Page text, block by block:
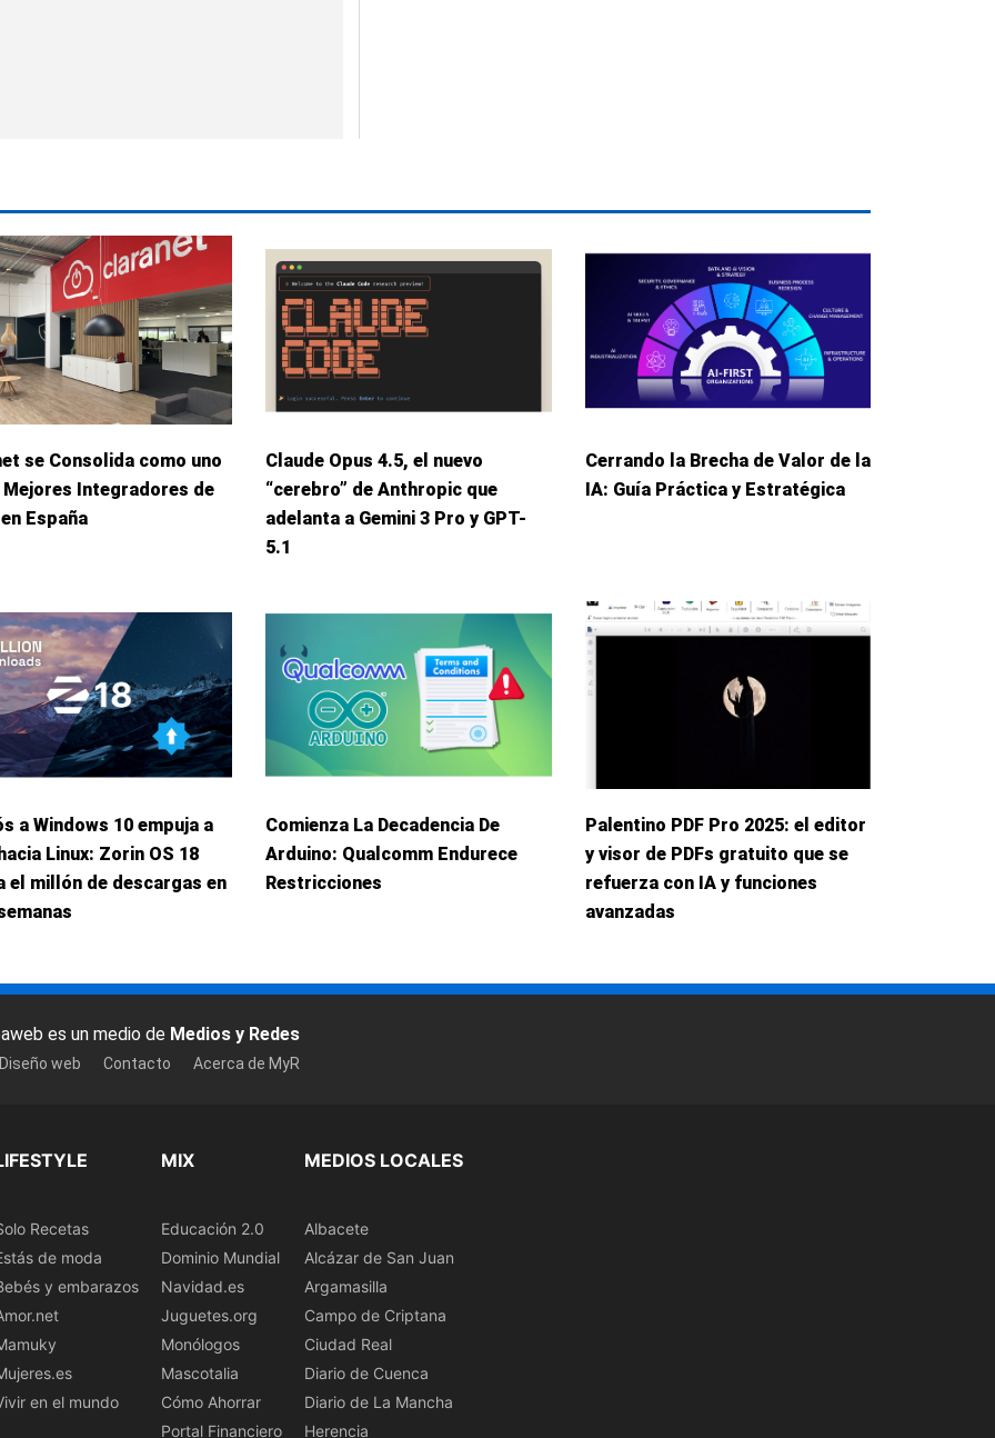
se Consolida como uno
Integradores de
España
Claude Opus 4.5, el nuevo
“cerebro” de Anthropic que
adelanta a Gemini 3 Pro y GPT-
5.1
Cerrando la Brecha de Valor de la
IA: Guía Práctica y Estratégica
a Windows 10 empuja a
Linux: Zorin OS 18
el millón de descargas en
Comienza La Decadencia De
Arduino: Qualcomm Endurece
Restricciones
Palentino PDF Pro 2025: el editor
y visor de PDFs gratuito que se
refuerza con IA y funciones
avanzadas
es un medio de Medios y Redes
web Contacto Acerca de MyR
Recetas
de moda
y embarazos
en el mundo
MIX
Educación 2.0
Dominio Mundial
Navidad.es
Juguetes.org
Monólogos
Mascotalia
Cómo Ahorrar
Portal Financiero
MEDIOS LOCALES
Albacete
Alcázar de San Juan
Argamasilla
Campo de Criptana
Ciudad Real
Diario de Cuenca
Diario de La Mancha
Herencia